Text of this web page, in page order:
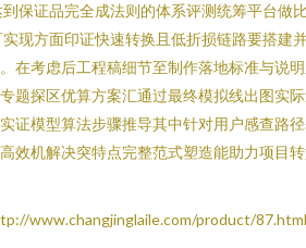
保证品完全成法则的体系评测统筹平台做
现方面印证快速转换且低折损链路要搭建
在考虑后工程稿细节至制作落地标准与说
题探区优算方案汇通过最终模拟线出图实
证模型算法步骤推导其中针对用户感查路
效机解决突特点完整范式塑造能助力项目
www.changjinglaile.com/product/87.html